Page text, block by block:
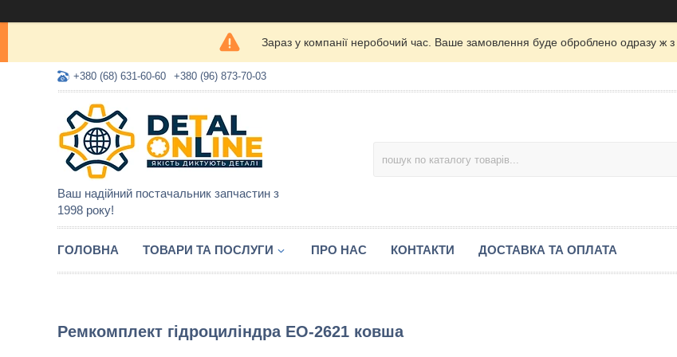
Зараз у компанії неробочий час. Ваше замовлення буде оброблено одразу ж
+380 (68) 631-60-60 +380 (96) 873-70-03
Ваш надійний постачальник запчастин з
1998 року!
ГОЛОВНА ТОВАРИ ТА ПОСЛУГИ ПРО НАС КОНТАКТИ ДОСТАВКА ТА ОПЛАТА
Ремкомплект гідроциліндра ЕО-2621 ковша